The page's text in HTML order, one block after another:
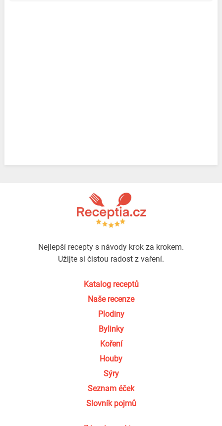
Nejlepší recepty s návody krok za krokem.
Užijte si čistou radost z vaření.
Katalog receptů
Naše recenze
Plodiny
Bylinky
Koření
Houby
Sýry
Seznam éček
Slovník pojmů